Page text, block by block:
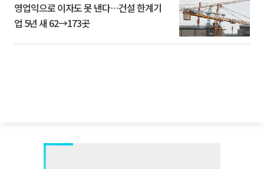
영업익으로 이자도 못 낸다…건설 한계기
업 5년 새 62→173곳